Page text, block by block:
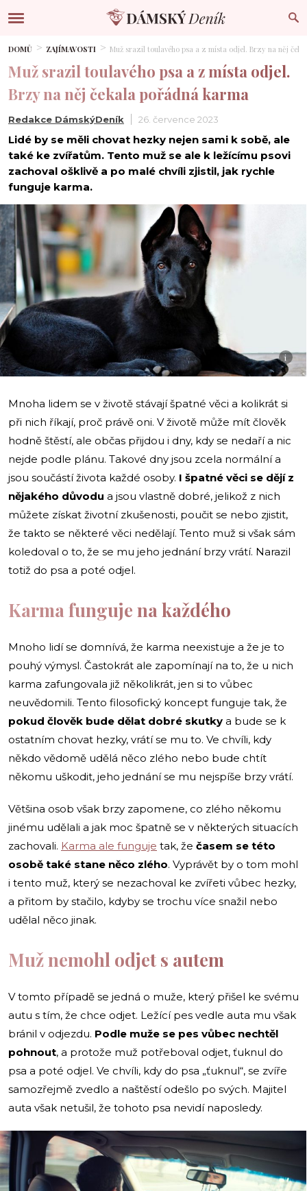
DOMŮ ZAJÍMAVOSTI Muž srazil toulavého psa a z místa odjel. Brzy na něj
Muž srazil toulavého psa a z místa odjel.
Brzy na něj čekala pořádná karma
Redakce DámskýDeník 26. července 2023
Lidé by se měli chovat hezky nejen sami k sobě, ale
také ke zvířatům. Tento muž se ale k ležícímu psovi
zachoval ošklivě a po malé chvíli zjistil, jak rychle
funguje karma.
i
Mnoha lidem se v životě stávají špatné věci a kolikrát si
při nich říkají, proč právě oni. V životě může mít člověk
hodně štěstí, ale občas přijdou i dny, kdy se nedaří a nic
nejde podle plánu. Takové dny jsou zcela normální a
jsou součástí života každé osoby. I špatné věci se dějí z
nějakého důvodu a jsou vlastně dobré, jelikož z nich
můžete získat životní zkušenosti, poučit se nebo zjistit,
že takto se některé věci nedělají. Tento muž si však sám
koledoval o to, že se mu jeho jednání brzy vrátí. Narazil
totiž do psa a poté odjel.
Karma funguje na každého
Mnoho lidí se domnívá, že karma neexistuje a že je to
pouhý výmysl. Častokrát ale zapomínají na to, že u nich
karma zafungovala již několikrát, jen si to vůbec
neuvědomili. Tento filosofický koncept funguje tak, že
pokud člověk bude dělat dobré skutky a bude se k
ostatním chovat hezky, vrátí se mu to. Ve chvíli, kdy
někdo vědomě udělá něco zlého nebo bude chtít
někomu uškodit, jeho jednání se mu nejspíše brzy vrátí.
Většina osob však brzy zapomene, co zlého někomu
jinému udělali a jak moc špatně se v některých situacích
zachovali. Karma ale funguje tak, že časem se této
osobě také stane něco zlého. Vyprávět by o tom mohl
i tento muž, který se nezachoval ke zvířeti vůbec hezky,
a přitom by stačilo, kdyby se trochu více snažil nebo
udělal něco jinak.
Muž nemohl odjet s autem
V tomto případě se jedná o muže, který přišel ke svému
autu s tím, že chce odjet. Ležící pes vedle auta mu však
bránil v odjezdu. Podle muže se pes vůbec nechtěl
pohnout, a protože muž potřeboval odjet, ťuknul do
psa a poté odjel. Ve chvíli, kdy do psa „ťuknul“, se zvíře
samozřejmě zvedlo a naštěstí odešlo po svých. Majitel
auta však netušil, že tohoto psa nevidí naposledy.